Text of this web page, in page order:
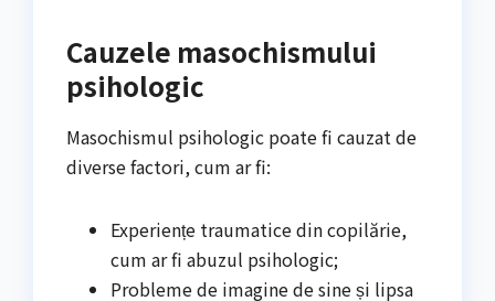
Cauzele masochismului
psihologic
Masochismul psihologic poate fi cauzat de
diverse factori, cum ar fi:
Experiențe traumatice din copilărie,
cum ar fi abuzul psihologic;
Probleme de imagine de sine și lipsa